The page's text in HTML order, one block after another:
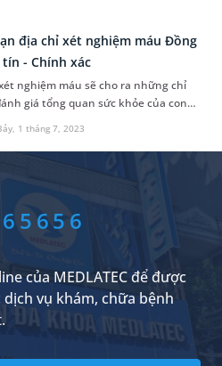
1 tháng 7, 2023
địa chỉ xét nghiệm máu Đồng
tín - Chính xác
nghiệm máu sẽ cho ra những chỉ
giá tổng quan sức khỏe của con
được tầm quan trọng đó, Phòng
khoa xét nghiệm MEDLATEC
đã được thành lập với mục đích cung
cho người dân trên địa bàn nói...
của MEDLATEC để được
vụ khám, chữa bệnh